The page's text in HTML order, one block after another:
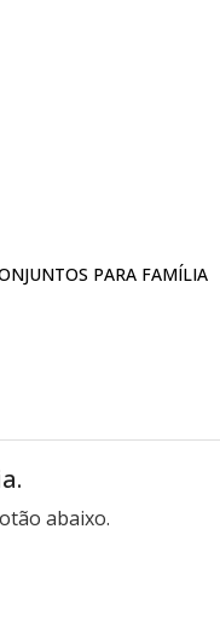
PARA FAMÍLIA
abaixo.